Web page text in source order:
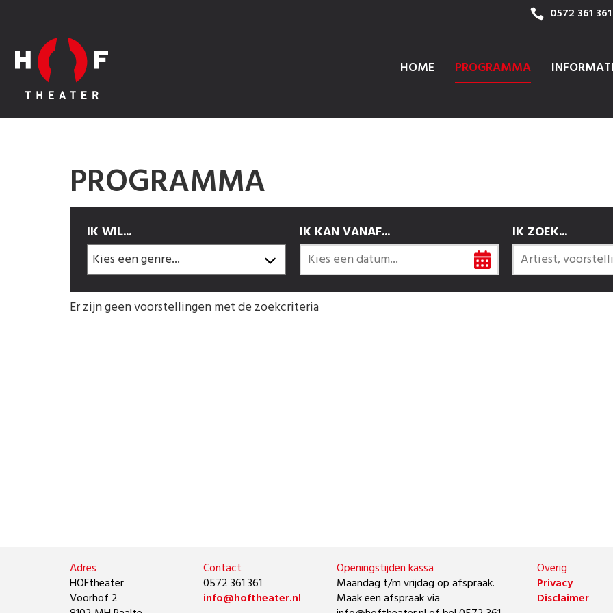
0572 361 361
HOME PROGRAMMA
PROGRAMMA
IK WIL... IK KAN VANAF... IK ZOEK...
Er zijn geen voorstellingen met de zoekcriteria
Adres
HOFtheater
Voorhof 2
Contact
0572 361 361
info@hoftheater.nl
Openingstijden kassa
Maandag t/m vrijdag op afspraak.
Maak een afspraak via
Overig
Privacy
Disclaimer